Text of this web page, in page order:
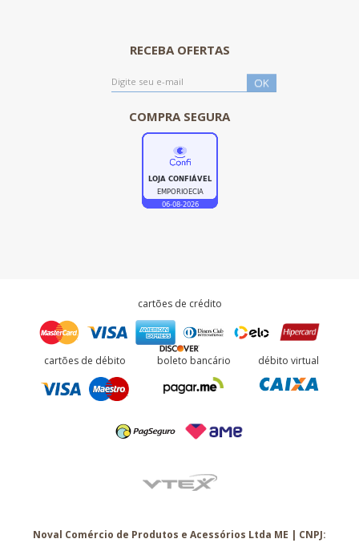
RECEBA OFERTAS
COMPRA SEGURA
cartões de crédito
cartões de débito boleto bancário débito virtual
Noval Comércio de Produtos e Acessórios Ltda ME | CNPJ: